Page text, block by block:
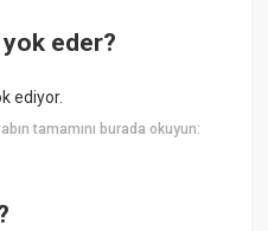
eder?
ediyor.
tamamını burada okuyun: